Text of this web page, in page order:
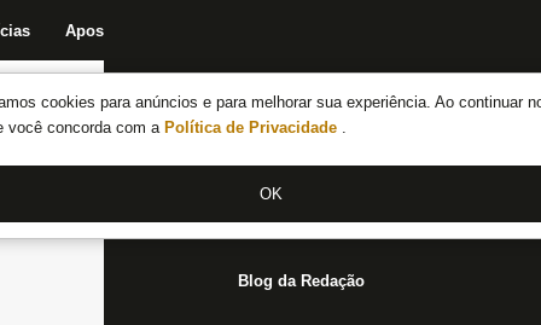
cookies para anúncios e para melhorar sua experiência. Ao continuar
você concorda com a Política de Privacidade .
OK
Apostas
Notícias do Botafogo
Fórum
Jogos
Blog da Redação